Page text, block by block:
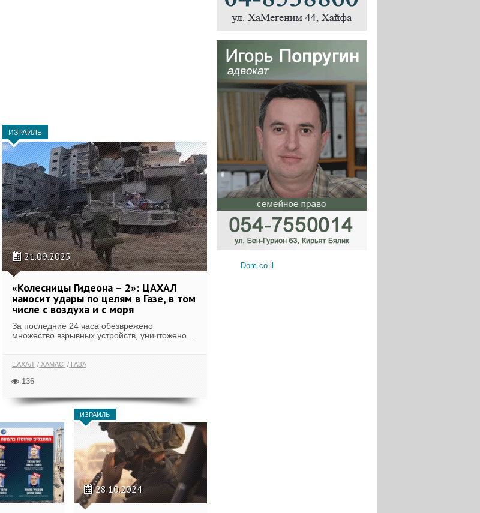
ИЗРАИЛЬ
21.09.2025
«Колесницы Гидеона – 2»: ЦАХАЛ
наносит удары по целям в Газе, в том
числе с воздуха и с моря
За последние 24 часа обезврежено
множество взрывных устройств, уничтожено...
ЦАХАЛ ХАМАС ГАЗА
136
ИЗРАИЛЬ
28.10.2024
Dom.co.il